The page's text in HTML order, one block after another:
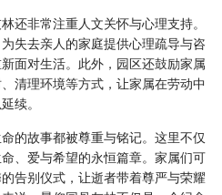
还非常注重人文关怀与心理支持。
失去亲人的家庭提供心理疏导与咨
面对生活。此外，园区还鼓励家属
清理环境等方式，让家属在劳动中
续。
的故事都被尊重与铭记。这里不仅
、爱与希望的永恒篇章。家属们可
告别仪式，让逝者带着尊严与荣耀